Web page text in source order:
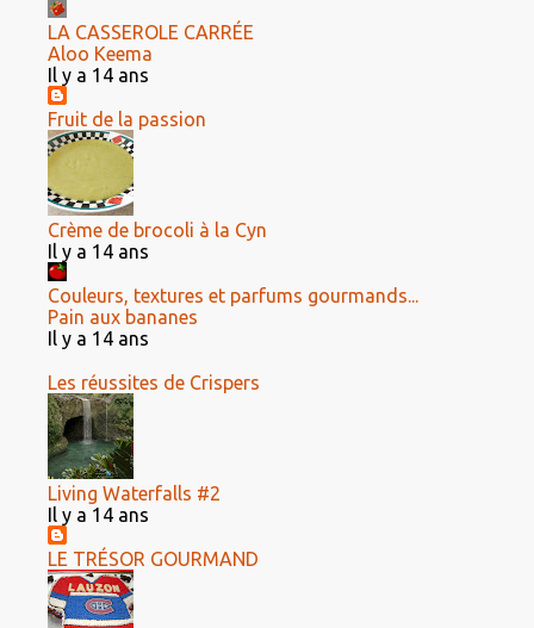
LA CASSEROLE CARRÉE
Aloo Keema
Il y a 14 ans
Fruit de la passion
Crème de brocoli à la Cyn
Il y a 14 ans
Couleurs, textures et parfums gourmands...
Pain aux bananes
Il y a 14 ans
Les réussites de Crispers
Living Waterfalls #2
Il y a 14 ans
LE TRÉSOR GOURMAND